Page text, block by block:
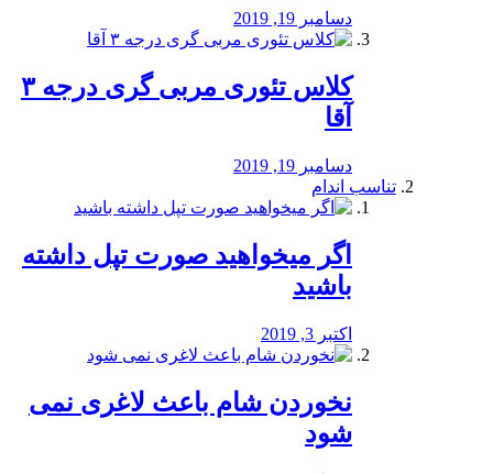
دسامبر 19, 2019
کلاس تئوری مربی گری درجه ۳
آقا
دسامبر 19, 2019
تناسب اندام
اگر میخواهید صورت تپل داشته
باشید
اکتبر 3, 2019
نخوردن شام باعث لاغری نمی
‌شود